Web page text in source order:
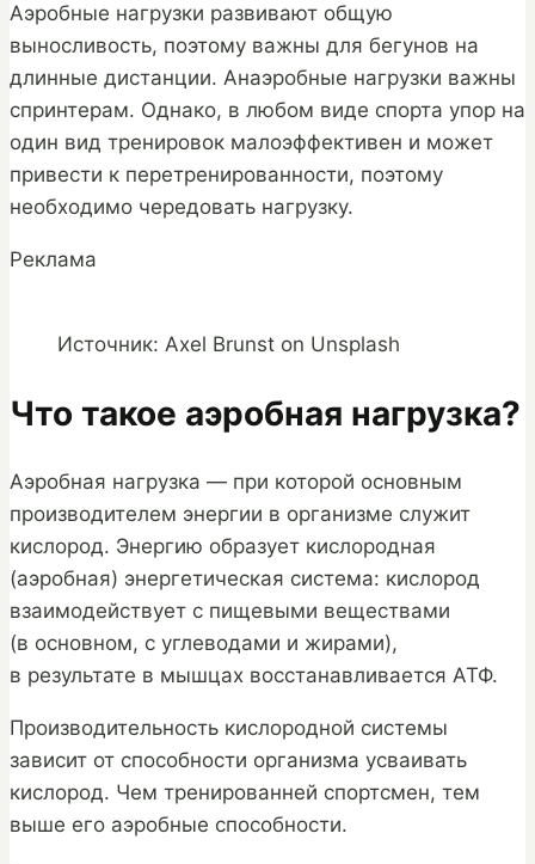
Аэробные нагрузки развивают общую
выносливость, поэтому важны для бегунов на
длинные дистанции. Анаэробные нагрузки важны
спринтерам. Однако, в любом виде спорта упор на
один вид тренировок малоэффективен и может
привести к перетренированности, поэтому
необходимо чередовать нагрузку.
Реклама
Источник: Axel Brunst on Unsplash
Что такое аэробная нагрузка?
Аэробная нагрузка — при которой основным
производителем энергии в организме служит
кислород. Энергию образует кислородная
(аэробная) энергетическая система: кислород
взаимодействует с пищевыми веществами
(в основном, с углеводами и жирами),
в результате в мышцах восстанавливается АТФ.
Производительность кислородной системы
зависит от способности организма усваивать
кислород. Чем тренированней спортсмен, тем
выше его аэробные способности.